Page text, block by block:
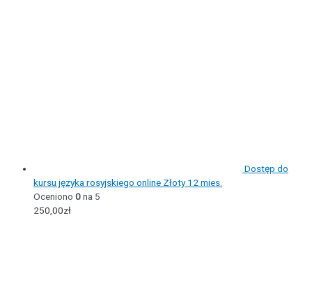
Dostęp do
kursu języka rosyjskiego online Złoty 12 mies.
Oceniono 0na 5
250,00zł